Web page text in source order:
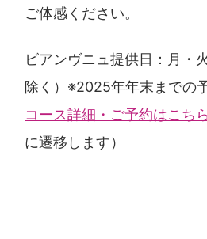
ご体感ください。
ビアンヴニュ提供日：月・
除く）※2025年年末までの
コース詳細・ご予約はこち
に遷移します）